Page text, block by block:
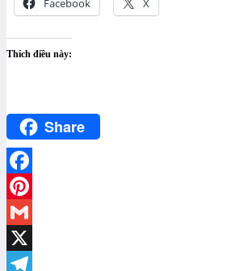
Facebook X
Thích điều này:
Share
Facebook
Pinterest
Gmail
X